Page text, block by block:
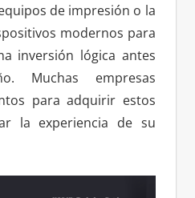
de impresión o la
modernos para
inversión lógica antes
Muchas empresas
para adquirir estos
la experiencia de su